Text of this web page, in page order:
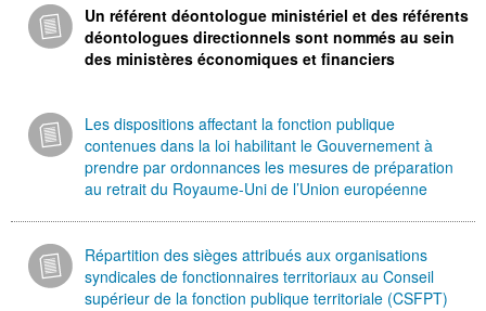
Un référent déontologue ministériel et des référents
déontologues directionnels sont nommés au sein
des ministères économiques et financiers
Les dispositions affectant la fonction publique
contenues dans la loi habilitant le Gouvernement à
prendre par ordonnances les mesures de préparation
au retrait du Royaume-Uni de l’Union européenne
Répartition des sièges attribués aux organisations
syndicales de fonctionnaires territoriaux au Conseil
supérieur de la fonction publique territoriale (CSFPT)